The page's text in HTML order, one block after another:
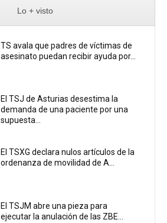
Lo + visto
TS avala que padres de víctimas de
asesinato puedan recibir ayuda por...
El TSJ de Asturias desestima la
demanda de una paciente por una
supuesta...
El TSXG declara nulos artículos de la
ordenanza de movilidad de A...
El TSJM abre una pieza para
ejecutar la anulación de las ZBE...